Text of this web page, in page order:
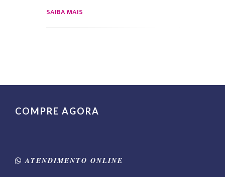
SAIBA MAIS
COMPRE AGORA
ATENDIMENTO ONLINE